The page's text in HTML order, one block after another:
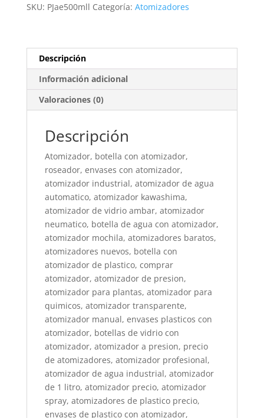
SKU: PJae500mll Categoría: Atomizadores
Descripción
Información adicional
Valoraciones (0)
Descripción
Atomizador, botella con atomizador,
roseador, envases con atomizador,
atomizador industrial, atomizador de agua
automatico, atomizador kawashima,
atomizador de vidrio ambar, atomizador
neumatico, botella de agua con atomizador,
atomizador mochila, atomizadores baratos,
atomizadores nuevos, botella con
atomizador de plastico, comprar
atomizador, atomizador de presion,
atomizador para plantas, atomizador para
quimicos, atomizador transparente,
atomizador manual, envases plasticos con
atomizador, botellas de vidrio con
atomizador, atomizador a presion, precio
de atomizadores, atomizador profesional,
atomizador de agua industrial, atomizador
de 1 litro, atomizador precio, atomizador
spray, atomizadores de plastico precio,
envases de plastico con atomizador,